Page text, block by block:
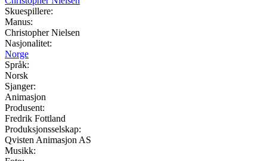
Skuespillere:
Manus:
Christopher Nielsen
Nasjonalitet:
Norge
Språk:
Norsk
Sjanger:
Animasjon
Produsent:
Fredrik Fottland
Produksjonsselskap:
Qvisten Animasjon AS
Musikk: